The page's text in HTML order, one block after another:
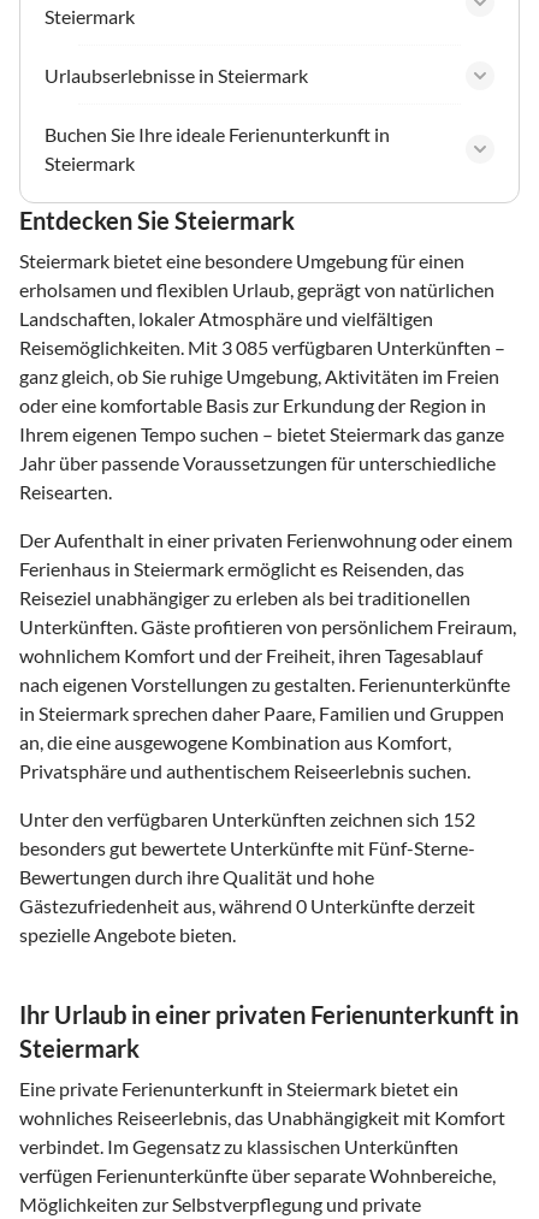
Steiermark
Urlaubserlebnisse in Steiermark
Buchen Sie Ihre ideale Ferienunterkunft in
Steiermark
Entdecken Sie Steiermark
Steiermark bietet eine besondere Umgebung für einen
erholsamen und flexiblen Urlaub, geprägt von natürlichen
Landschaften, lokaler Atmosphäre und vielfältigen
Reisemöglichkeiten. Mit 3 085 verfügbaren Unterkünften –
ganz gleich, ob Sie ruhige Umgebung, Aktivitäten im Freien
oder eine komfortable Basis zur Erkundung der Region in
Ihrem eigenen Tempo suchen – bietet Steiermark das ganze
Jahr über passende Voraussetzungen für unterschiedliche
Reisearten.
Der Aufenthalt in einer privaten Ferienwohnung oder einem
Ferienhaus in Steiermark ermöglicht es Reisenden, das
Reiseziel unabhängiger zu erleben als bei traditionellen
Unterkünften. Gäste profitieren von persönlichem Freiraum,
wohnlichem Komfort und der Freiheit, ihren Tagesablauf
nach eigenen Vorstellungen zu gestalten. Ferienunterkünfte
in Steiermark sprechen daher Paare, Familien und Gruppen
an, die eine ausgewogene Kombination aus Komfort,
Privatsphäre und authentischem Reiseerlebnis suchen.
Unter den verfügbaren Unterkünften zeichnen sich 152
besonders gut bewertete Unterkünfte mit Fünf-Sterne-
Bewertungen durch ihre Qualität und hohe
Gästezufriedenheit aus, während 0 Unterkünfte derzeit
spezielle Angebote bieten.
Ihr Urlaub in einer privaten Ferienunterkunft in
Steiermark
Eine private Ferienunterkunft in Steiermark bietet ein
wohnliches Reiseerlebnis, das Unabhängigkeit mit Komfort
verbindet. Im Gegensatz zu klassischen Unterkünften
verfügen Ferienunterkünfte über separate Wohnbereiche,
Möglichkeiten zur Selbstverpflegung und private